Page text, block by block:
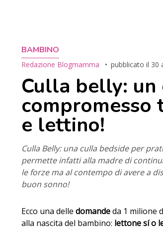
BAMBINO
Redazione Blogmamma pubblicato il 30
Culla belly:
compromesso
e lettino!
Culla Belly: una culla bedside per
permette infatti alla madre di
le forze ma al contempo di avere a
buon sonno!
Ecco una delle domandeda 1 milione
alla nascita del bambino: lettonesí o